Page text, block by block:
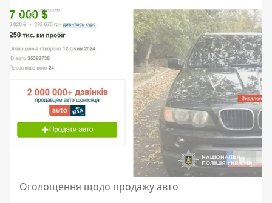
Оголощення щодо продажу авто